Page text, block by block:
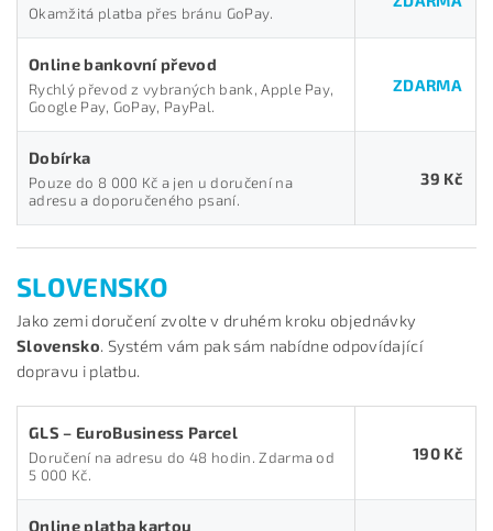
Okamžitá platba přes bránu GoPay.
Online bankovní převod
Rychlý převod z vybraných bank, Apple Pay,
Google Pay, GoPay, PayPal.
ZDARMA
Dobírka
Pouze do 8 000 Kč a jen u doručení na
adresu a doporučeného psaní.
39 Kč
SLOVENSKO
Jako zemi doručení zvolte v druhém kroku objednávky
Slovensko. Systém vám pak sám nabídne odpovídající
dopravu i platbu.
GLS – EuroBusiness Parcel
Doručení na adresu do 48 hodin. Zdarma od
5 000 Kč.
190 Kč
Online platba kartou